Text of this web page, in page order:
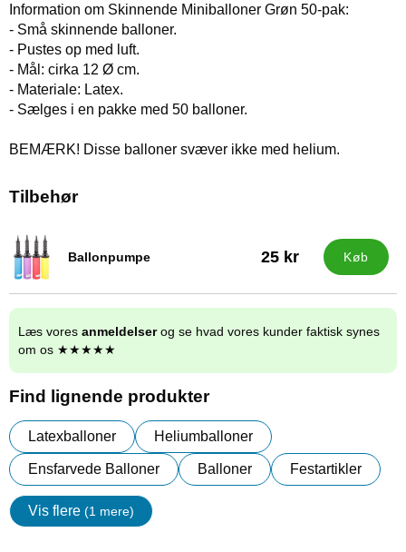
Information om Skinnende Miniballoner Grøn 50-pak:
- Små skinnende balloner.
- Pustes op med luft.
- Mål: cirka 12 Ø cm.
- Materiale: Latex.
- Sælges i en pakke med 50 balloner.
BEMÆRK! Disse balloner svæver ikke med helium.
Tilbehør
Ballonpumpe
Varenr 9838 25 kr Køb
Læs vores anmeldelserog se hvad vores kunder faktisk synes
om os ★★★★★
Find lignende produkter
Latexballoner Heliumballoner
Ensfarvede Balloner Balloner Festartikler
Vis flere (1 mere)
Egenskaper